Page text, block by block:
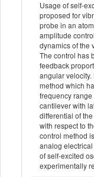
Usage of self-
proposed for
probe in an
amplitude
dynamics of the
The control has
feedback
angular velocity.
method which
frequency
cantilever with
differential of
with respect to
control method
analog
of self-excited
experimentally